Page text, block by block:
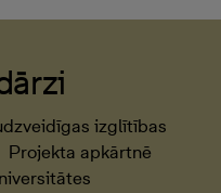
izglītības
Projekta apkārtnē